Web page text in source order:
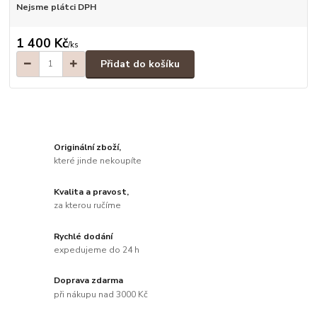
Nejsme plátci DPH
1 400 Kč/ks
Přidat do košíku
Originální zboží,
které jinde nekoupíte
Kvalita a pravost,
za kterou ručíme
Rychlé dodání
expedujeme do 24 h
Doprava zdarma
při nákupu nad 3000 Kč